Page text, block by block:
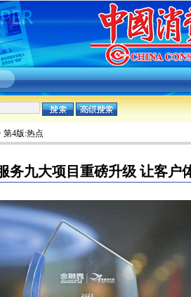
第4版:热点
务九大项目重磅升级 让客户